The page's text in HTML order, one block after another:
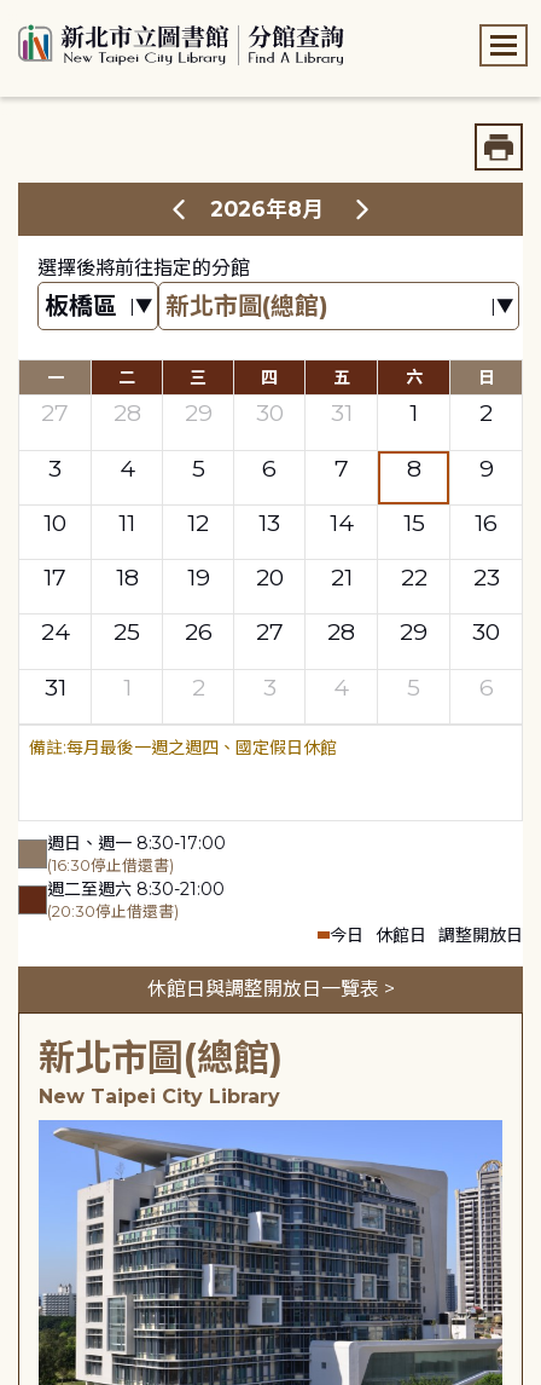
2026年8月
選擇後將前往指定的分館
一 二 三 四 五 六 日
27 28 29 30 31 1
2
3
4 5 6 7 8
9
10
11 12 13 14 15
16
17
18 19 20 21 22
23
24
25 26 27 28 29
30
31
1 2 3 4 5 6
每月最後一週之週四、國定假日休館
週日、週一 8:30-17:00
(16:30停止借還書)
週二至週六 8:30-21:00
(20:30停止借還書)
今日 休館日 調整開放日
休館日與調整開放日一覽表 >
新北市圖(總館)
New Taipei City Library